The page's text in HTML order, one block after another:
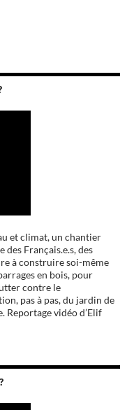
et climat, un chantier
Français.e.s, des
à construire soi-même
en bois, pour
contre le
pas à pas, du jardin de
Reportage vidéo d’Elif